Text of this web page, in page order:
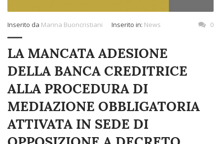
Inserito da Marina Buoncristiani Inserito in: News 0
LA MANCATA ADESIONE
DELLA BANCA CREDITRICE
ALLA PROCEDURA DI
MEDIAZIONE OBBLIGATORIA
ATTIVATA IN SEDE DI